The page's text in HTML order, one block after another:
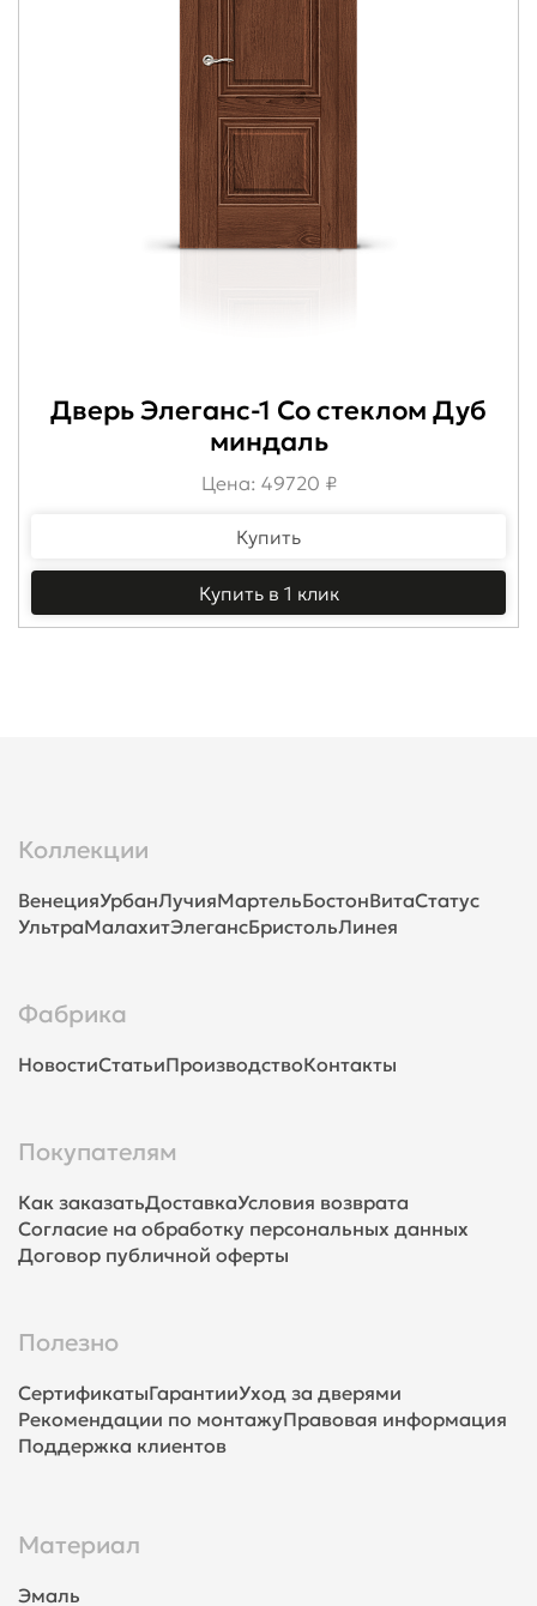
Дверь Элеганс-1 Со стеклом Дуб
миндаль
Цена: 49720 ₽
Купить
Купить в 1 клик
Коллекции
ВенецияУрбанЛучияМартельБостонВитаСтатус
УльтраМалахитЭлегансБристольЛинея
Фабрика
НовостиСтатьиПроизводствоКонтакты
Покупателям
Как заказатьДоставкаУсловия возврата
Согласие на обработку персональных данных
Договор публичной оферты
Полезно
СертификатыГарантииУход за дверями
Рекомендации по монтажуПравовая информация
Поддержка клиентов
Материал
Эмаль